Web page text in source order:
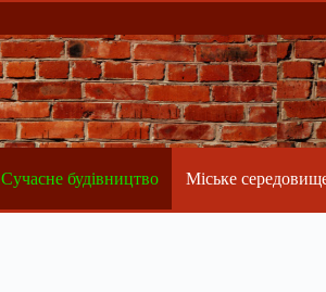
Сучасне будівництво Міське